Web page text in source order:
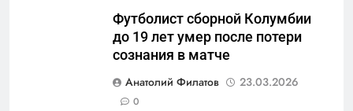
Футболист сборной Колумбии
до 19 лет умер после потери
сознания в матче
Анатолий Филатов
23.03.2026
0
фонда «защитники
отечества» превратила
должность в источник
Операция «Обнуление»: Что
на самом деле стоит за
попыткой уничтожения
САНКТ-ПЕТЕРБУРГ И ОБЛАСТЬ